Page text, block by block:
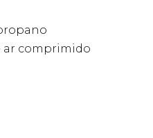
ar comprimido